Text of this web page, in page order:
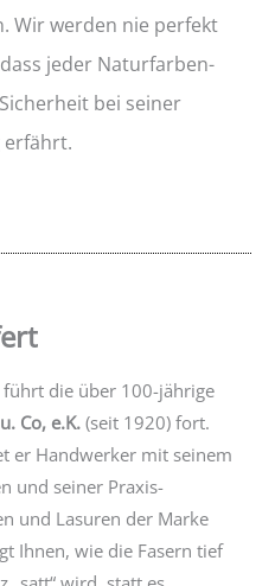
Wir werden nie perfekt
jeder Naturfarben-
bei seiner
erfährt.
die über 100-jährige
Co, e.K.(seit 1920) fort.
er Handwerker mit seinem
und seiner Praxis-
und Lasuren der Marke
Ihnen, wie die Fasern tief